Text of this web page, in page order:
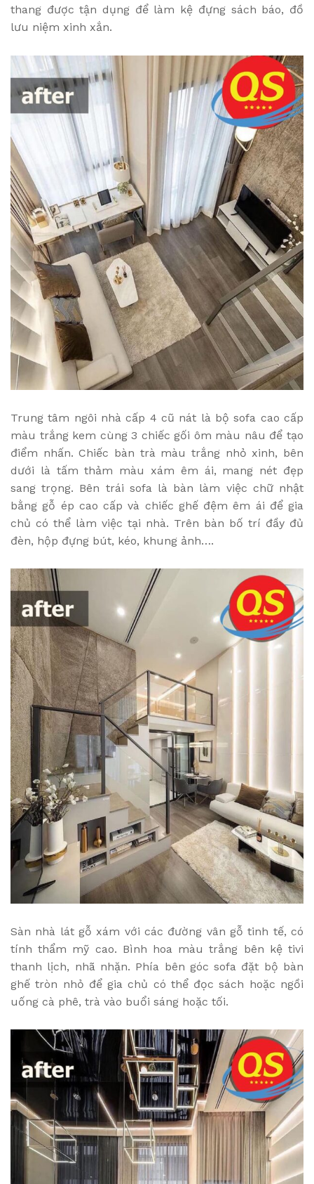
thang được tận dụng để làm kệ đựng sách báo, đồ
lưu niệm xinh xắn.
Trung tâm ngôi nhà cấp 4 cũ nát là bộ sofa cao cấp
màu trắng kem cùng 3 chiếc gối ôm màu nâu để tạo
điểm nhấn. Chiếc bàn trà màu trắng nhỏ xinh, bên
dưới là tấm thảm màu xám êm ái, mang nét đẹp
sang trọng. Bên trái sofa là bàn làm việc chữ nhật
bằng gỗ ép cao cấp và chiếc ghế đệm êm ái để gia
chủ có thể làm việc tại nhà. Trên bàn bố trí đầy đủ
đèn, hộp đựng bút, kéo, khung ảnh….
Sàn nhà lát gỗ xám với các đường vân gỗ tinh tế, có
tính thẩm mỹ cao. Bình hoa màu trắng bên kệ tivi
thanh lịch, nhã nhặn. Phía bên góc sofa đặt bộ bàn
ghế tròn nhỏ để gia chủ có thể đọc sách hoặc ngồi
uống cà phê, trà vào buổi sáng hoặc tối.